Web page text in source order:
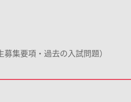
集要項・過去の入試問題）